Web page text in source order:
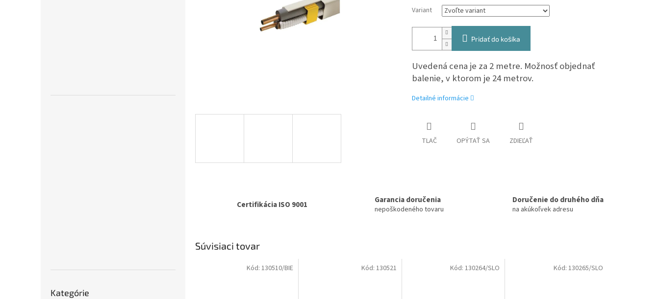
kategórie
Kategórie
Variant
Pridať do košíka
Uvedená cena je za 2 metre. Možnosť objednať
balenie, v ktorom je 24 metrov.
Detailné informácie
TLAČ OPÝTAŤ SA ZDIEĽAŤ
Certifikácia ISO 9001 Garancia doručenia
nepoškodeného tovaru
Doručenie do druhého dňa
na akúkoľvek adresu
Súvisiaci tovar
Kód: 130510/BIE Kód: 130521 Kód:130264/SLO Kód: 130265/SLO